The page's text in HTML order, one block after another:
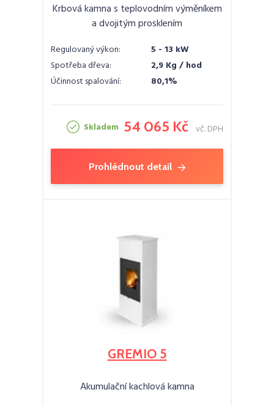
Krbová kamna s teplovodním výměníkem
a dvojitým prosklením
Regulovaný výkon:
5 - 13 kW
Spotřeba dřeva:
2,9 Kg / hod
Účinnost spalování:
80,1%
Skladem 54 065 Kč vč. DPH
Prohlédnout detail
GREMIO 5
Akumulační kachlová kamna